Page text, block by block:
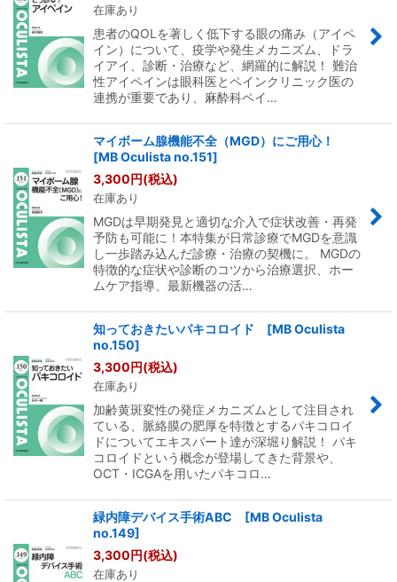
在庫あり
患者のQOLを著しく低下する眼の痛み（アイペ
イン）について、疫学や発生メカニズム、ドラ
イアイ、診断・治療など、網羅的に解説！ 難治
性アイペインは眼科医とペインクリニック医の
連携が重要であり、麻酔科ペイ…
マイボーム腺機能不全（MGD）にご用心！
[MB Oculista no.151]
3,300円(税込)
在庫あり
MGDは早期発見と適切な介入で症状改善・再発
予防も可能に！本特集が日常診療でMGDを意識
し一歩踏み込んだ診療・治療の契機に。 MGDの
特徴的な症状や診断のコツから治療選択、ホー
ムケア指導、最新機器の活…
知っておきたいパキコロイド [MB Oculista
no.150]
3,300円(税込)
在庫あり
加齢黄斑変性の発症メカニズムとして注目され
ている、脈絡膜の肥厚を特徴とするパキコロイ
ドについてエキスパート達が深堀り解説！ パキ
コロイドという概念が登場してきた背景や、
OCT・ICGAを用いたパキコロ…
緑内障デバイス手術ABC [MB Oculista
no.149]
3,300円(税込)
在庫あり